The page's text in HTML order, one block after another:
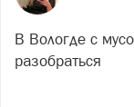
В Вологде с
разобраться